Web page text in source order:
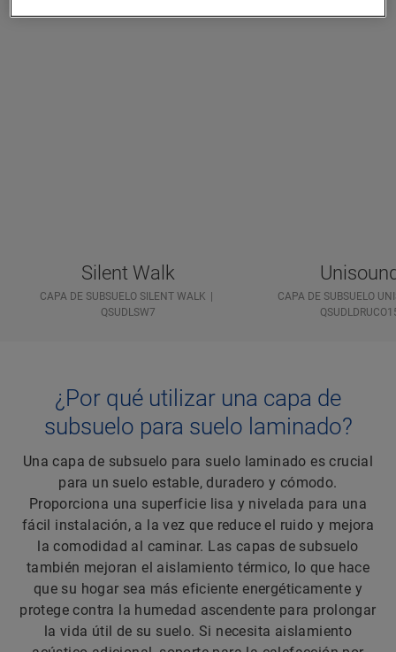
Silent Walk
CAPA DE SUBSUELO SILENT WALK
QSUDLSW7
CAPA DE SUBSUELO
¿Por qué utilizar una capa de
subsuelo para suelo laminado?
Una capa de subsuelo para suelo laminado es crucial
para un suelo estable, duradero y cómodo.
Proporciona una superficie lisa y nivelada para una
fácil instalación, a la vez que reduce el ruido y mejora
la comodidad al caminar. Las capas de subsuelo
también mejoran el aislamiento térmico, lo que hace
que su hogar sea más eficiente energéticamente y
protege contra la humedad ascendente para prolongar
la vida útil de su suelo. Si necesita aislamiento